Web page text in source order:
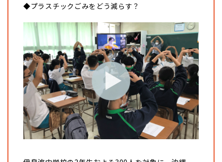
◆プラスチックごみをどう減らす？